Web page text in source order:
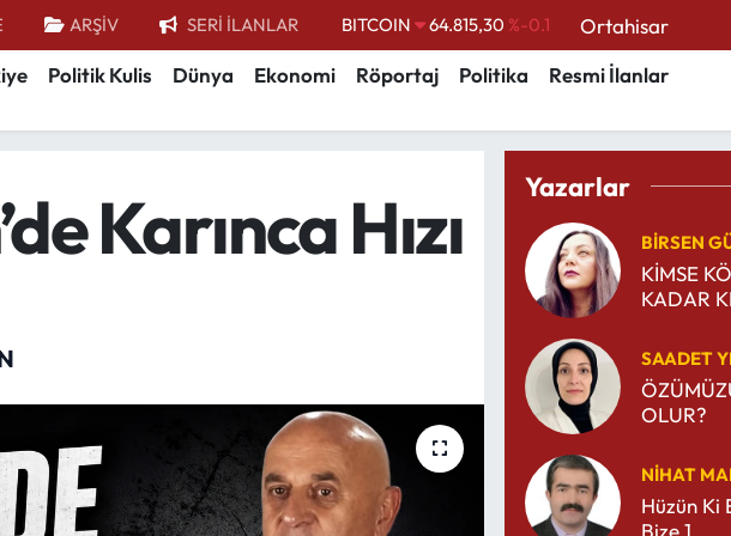
ARŞİV SERİ İLANLAR BITCOIN 64.815,30 %-0.1
%0.38
%0
BİST100
%-14
Ortahisar
Politik Kulis Dünya Ekonomi Röportaj Politika
Resmi İlanlar
Karınca Hızı Yazarlar
BIRSEN
KİMSE
KADAR
SAADET
OLUR?
NIHAT
Hüzün Ki
Bize 1